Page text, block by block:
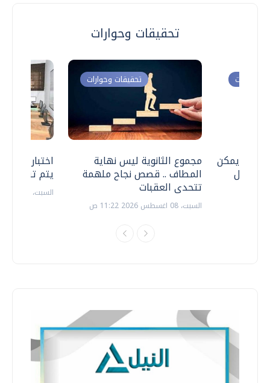
تحقيقات وحوارات
اختبارات
يتم
السبت، 18 يوليو 2026 09:22 ص
تحقيقات وحوارات
مجموع الثانوية ليس نهاية
المطاف .. قصص نجاح ملهمة
تتحدى العقبات
السبت، 08 اغسطس 2026 11:22 ص
وحوارات
.. هل يمكن
نتعامل